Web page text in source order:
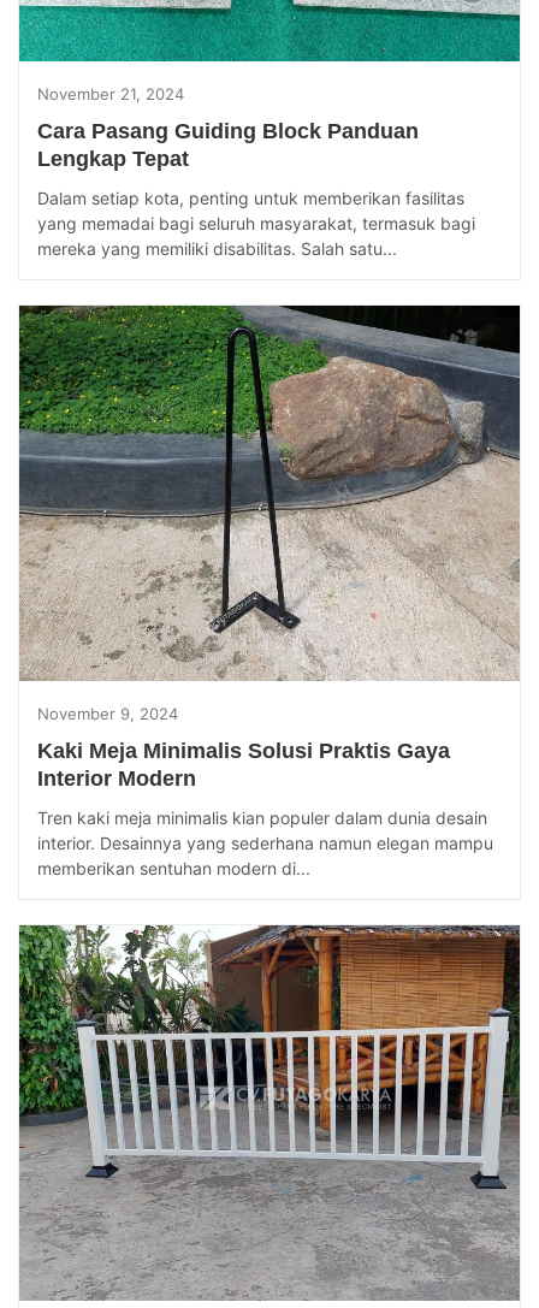
November 21, 2024
Cara Pasang Guiding Block Panduan
Lengkap Tepat
Dalam setiap kota, penting untuk memberikan fasilitas
yang memadai bagi seluruh masyarakat, termasuk bagi
mereka yang memiliki disabilitas. Salah satu...
November 9, 2024
Kaki Meja Minimalis Solusi Praktis Gaya
Interior Modern
Tren kaki meja minimalis kian populer dalam dunia desain
interior. Desainnya yang sederhana namun elegan mampu
memberikan sentuhan modern di...